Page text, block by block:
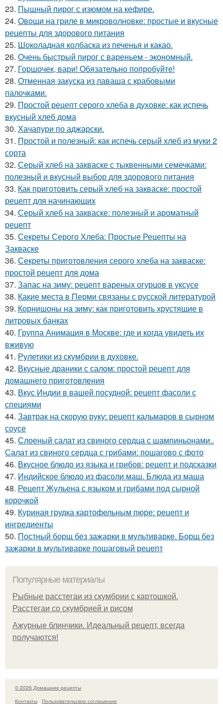
23. Пышный пирог с изюмом на кефире.
24. Овощи на гриле в микроволновке: простые и вкусные
рецепты для здорового питания
25. Шоколадная колбаска из печенья и какао.
26. Очень быстрый пирог с вареньем - экономный.
27. Горшочек, вари! Обязательно попробуйте!
28. Отменная закуска из лаваша с крабовыми
палочками.
29. Простой рецепт серого хлеба в духовке: как испечь
вкусный хлеб дома
30. Хачапури по аджарски.
31. Простой и полезный: как испечь серый хлеб из муки 2
сорта
32. Серый хлеб на закваске с тыквенными семечками:
полезный и вкусный выбор для здорового питания
33. Как приготовить серый хлеб на закваске: простой
рецепт для начинающих
34. Серый хлеб на закваске: полезный и ароматный
рецепт
35. Секреты Серого Хлеба: Простые Рецепты на
Закваске
36. Секреты приготовления серого хлеба на закваске:
простой рецепт для дома
37. Запас на зиму: рецепт вареных огурцов в уксусе
38. Какие места в Перми связаны с русской литературой
39. Корнишоны на зиму: как приготовить хрустящие в
литровых банках
40. Группа Анимация в Москве: где и когда увидеть их
вживую
41. Рулетики из скумбрии в духовке.
42. Вкусные драники с салом: простой рецепт для
домашнего приготовления
43. Вкус Индии в вашей посудной: рецепт фасоли с
специями
44. Завтрак на скорую руку: рецепт кальмаров в сырном
соусе
45. Слоеный салат из свиного сердца с шампиньонами..
Салат из свиного сердца с грибами: пошагово с фото
46. Вкусное блюдо из языка и грибов: рецепт и подсказки
47. Индийское блюдо из фасоли маш. Блюда из маша
48. Рецепт Жульена с языком и грибами под сырной
корочкой
49. Куриная грудка картофельным пюре: рецепт и
ингредиенты
50. Постный борщ без зажарки в мультиварке. Борщ без
зажарки в мультиварке пошаговый рецепт
Популярные материалы
Рыбные расстегаи из скумбрии с картошкой.
Расстегаи со скумбрией и рисом
Ажурные блинчики. Идеальный рецепт, всегда
получаются!
© 2026 Домашние рецепты
Контакты
Пользовательское соглашение